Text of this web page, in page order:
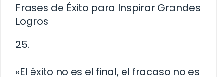
Frases de Éxito para Inspirar Grandes
Logros
25.
«El éxito no es el final, el fracaso no es